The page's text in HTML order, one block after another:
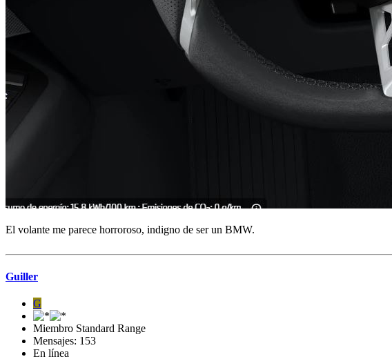
El volante me parece horroroso, indigno de ser un BMW.
Guiller
G
Miembro Standard Range
Mensajes: 153
En línea